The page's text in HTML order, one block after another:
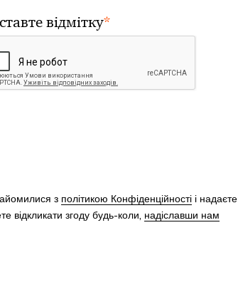
відмітку*
з політикою Конфіденційності і надаєте
згоду будь-коли, надіславши нам